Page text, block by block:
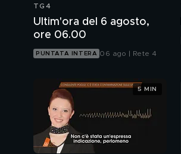
TG4
Ultim'ora del 6 agosto,
ore 06.00
PUNTATA INTERA 06 ago | Rete 4
5 MIN